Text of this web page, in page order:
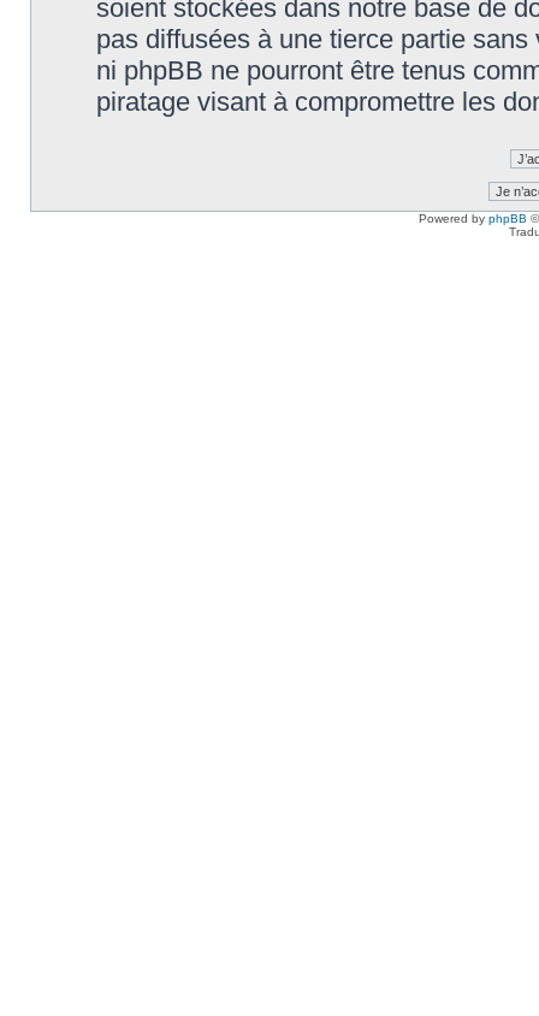
soient stockées dans notre base de
pas diffusées à une tierce partie sans
ni phpBB ne pourront être tenus
piratage visant à compromettre les
Powered by phpBB